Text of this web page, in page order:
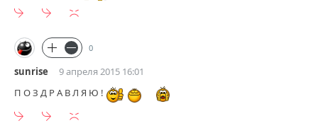
0
sunrise
9 апреля 2015 16:01
П О З Д Р А В Л Я Ю !